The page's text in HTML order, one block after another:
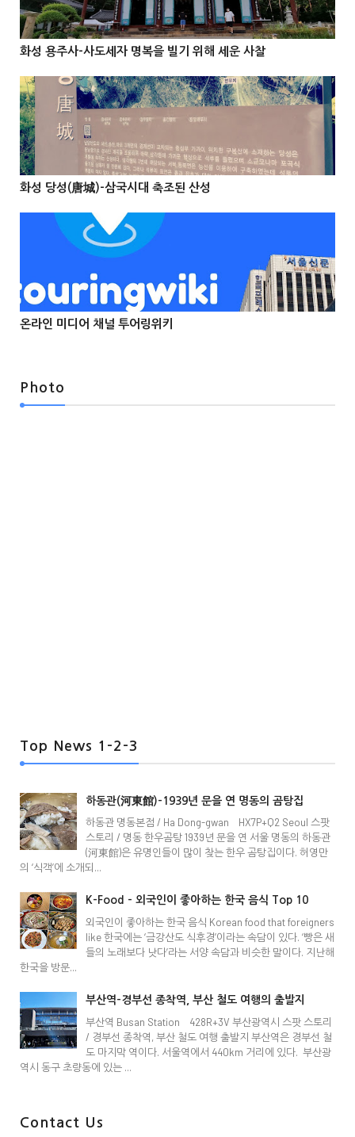
 

화성 용주사-사도세자 명복을 빌기 위해 세운 사찰
 

화성 당성(唐城)-삼국시대 축조된 산성
 

@Info
온라인 미디어 채널 투어링위키
Photo
Top News 1-2-3
하동관(河東館)-1939년 문을 연 명동의 곰탕집
하동관 명동본점 / Ha Dong-gwan HX7P+Q2 Seoul 스팟
스토리 / 명동 한우곰탕 1939년 문을 연 서울 명동의 하동관
(河東館)은 유명인들이 많이 찾는 한우 곰탕집이다. 허영만
의 ‘식객’에 소개되...
K-Food - 외국인이 좋아하는 한국 음식 Top 10
외국인이 좋아하는 한국 음식 Korean food that foreigners
like 한국에는 ‘금강산도 식후경’이라는 속담이 있다. ‘빵은 새
들의 노래보다 낫다’라는 서양 속담과 비슷한 말이다. 지난해
한국을 방문...
부산역-경부선 종착역, 부산 철도 여행의 출발지
부산역 Busan Station 428R+3V 부산광역시 스팟 스토리
/ 경부선 종착역, 부산 철도 여행 출발지 부산역은 경부선 철
도 마지막 역이다. 서울역에서 440km 거리에 있다. 부산광
역시 동구 초량동에 있는 ...
Contact Us